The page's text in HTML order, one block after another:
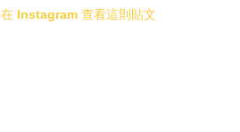
在 Instagram 查看這則貼文